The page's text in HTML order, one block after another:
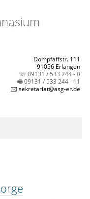
Dompfaffstr. 111
91056 Erlangen
☏ 09131 / 533 244 - 0
🖷 09131 / 533 244 - 11
🖂 sekretariat@asg-er.de